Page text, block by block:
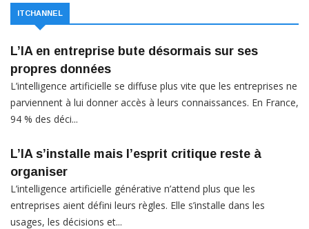
ITCHANNEL
L’IA en entreprise bute désormais sur ses
propres données
L’intelligence artificielle se diffuse plus vite que les entreprises ne
parviennent à lui donner accès à leurs connaissances. En France,
94 % des déci...
L’IA s’installe mais l’esprit critique reste à
organiser
L’intelligence artificielle générative n’attend plus que les
entreprises aient défini leurs règles. Elle s’installe dans les
usages, les décisions et...